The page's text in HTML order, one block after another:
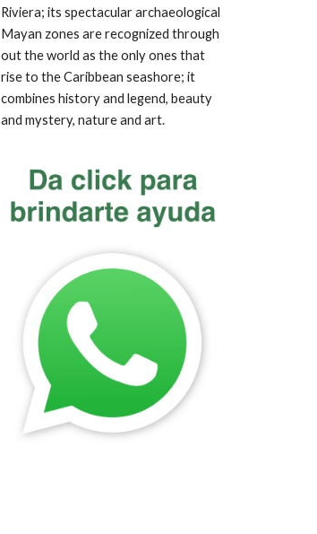
Riviera; its spectacular archaeological
Mayan zones are recognized through
out the world as the only ones that
rise to the Caribbean seashore; it
combines history and legend, beauty
and mystery, nature and art.